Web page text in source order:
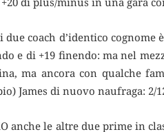
coach d’identico cognome
e di +19 finendo: ma nel
ma ancora con qualche
James di nuovo naufraga: 2/
anche le altre due prime in